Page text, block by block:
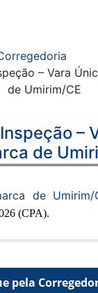
– Vara
de Umirim/CE
pela
–
de
de Umirim/
(CPA).